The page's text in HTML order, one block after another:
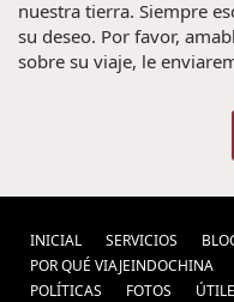
Tailândia (1) ,Guia de
viagem ao Vietnã (1) ,
Vacaciones
visitar a
cultura de
Vietnam y Camboya
Viaje a
Fórmula Uno
nuestra tierra. Siempre
su deseo. Por favor,
sobre su viaje, le
INICIAL SERVICIOS
POR QUÉ VIAJEINDOCHINA
POLÍ­TICAS
FOTOS